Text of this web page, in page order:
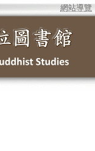
網站導覽